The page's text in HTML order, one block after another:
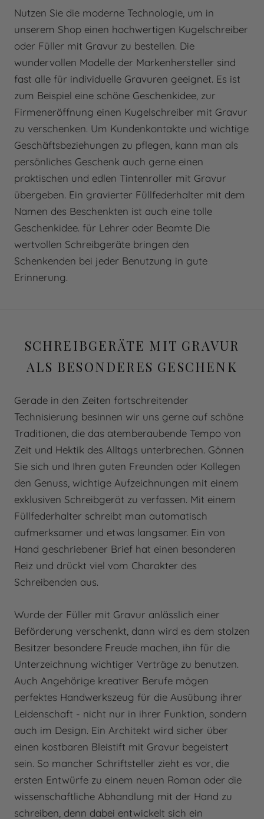
Nutzen Sie die moderne Technologie, um in
unserem Shop einen hochwertigen Kugelschreiber
oder Füller mit Gravur zu bestellen. Die
wundervollen Modelle der Markenhersteller sind
fast alle für individuelle Gravuren geeignet. Es ist
zum Beispiel eine schöne Geschenkidee, zur
Firmeneröffnung einen Kugelschreiber mit Gravur
zu verschenken. Um Kundenkontakte und wichtige
Geschäftsbeziehungen zu pflegen, kann man als
persönliches Geschenk auch gerne einen
praktischen und edlen Tintenroller mit Gravur
übergeben. Ein gravierter Füllfederhalter mit dem
Namen des Beschenkten ist auch eine tolle
Geschenkidee. für Lehrer oder Beamte Die
wertvollen Schreibgeräte bringen den
Schenkenden bei jeder Benutzung in gute
Erinnerung.
SCHREIBGERÄTE MIT GRAVUR
ALS BESONDERES GESCHENK
Gerade in den Zeiten fortschreitender
Technisierung besinnen wir uns gerne auf schöne
Traditionen, die das atemberaubende Tempo von
Zeit und Hektik des Alltags unterbrechen. Gönnen
Sie sich und Ihren guten Freunden oder Kollegen
den Genuss, wichtige Aufzeichnungen mit einem
exklusiven Schreibgerät zu verfassen. Mit einem
Füllfederhalter schreibt man automatisch
aufmerksamer und etwas langsamer. Ein von
Hand geschriebener Brief hat einen besonderen
Reiz und drückt viel vom Charakter des
Schreibenden aus.
Wurde der Füller mit Gravur anlässlich einer
Beförderung verschenkt, dann wird es dem stolzen
Besitzer besondere Freude machen, ihn für die
Unterzeichnung wichtiger Verträge zu benutzen.
Auch Angehörige kreativer Berufe mögen
perfektes Handwerkszeug für die Ausübung ihrer
Leidenschaft - nicht nur in ihrer Funktion, sondern
auch im Design. Ein Architekt wird sicher über
einen kostbaren Bleistift mit Gravur begeistert
sein. So mancher Schriftsteller zieht es vor, die
ersten Entwürfe zu einem neuen Roman oder die
wissenschaftliche Abhandlung mit der Hand zu
schreiben, denn dabei entwickelt sich ein